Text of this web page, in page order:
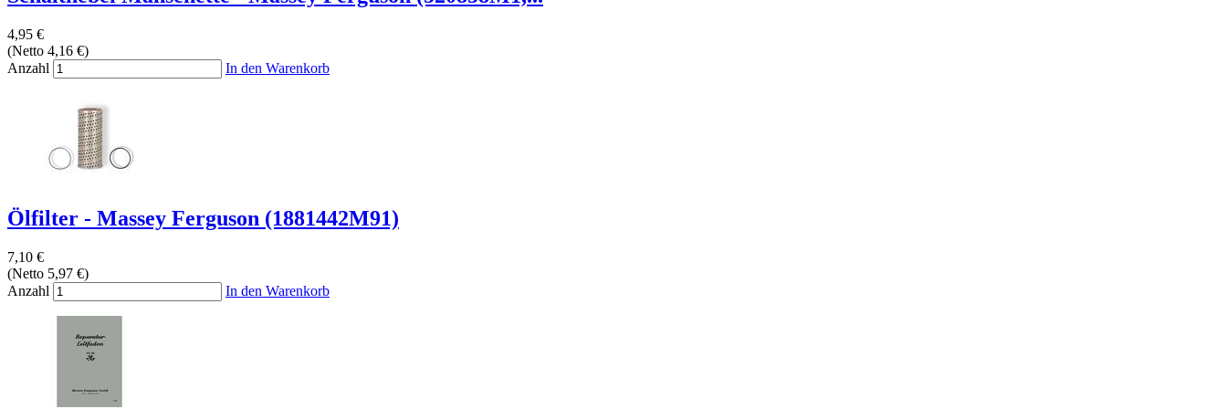
4,95 €
(Netto 4,16 €)
Anzahl
In den Warenkorb
Ölfilter - Massey Ferguson (1881442M91)
7,10 €
(Netto 5,97 €)
Anzahl
In den Warenkorb